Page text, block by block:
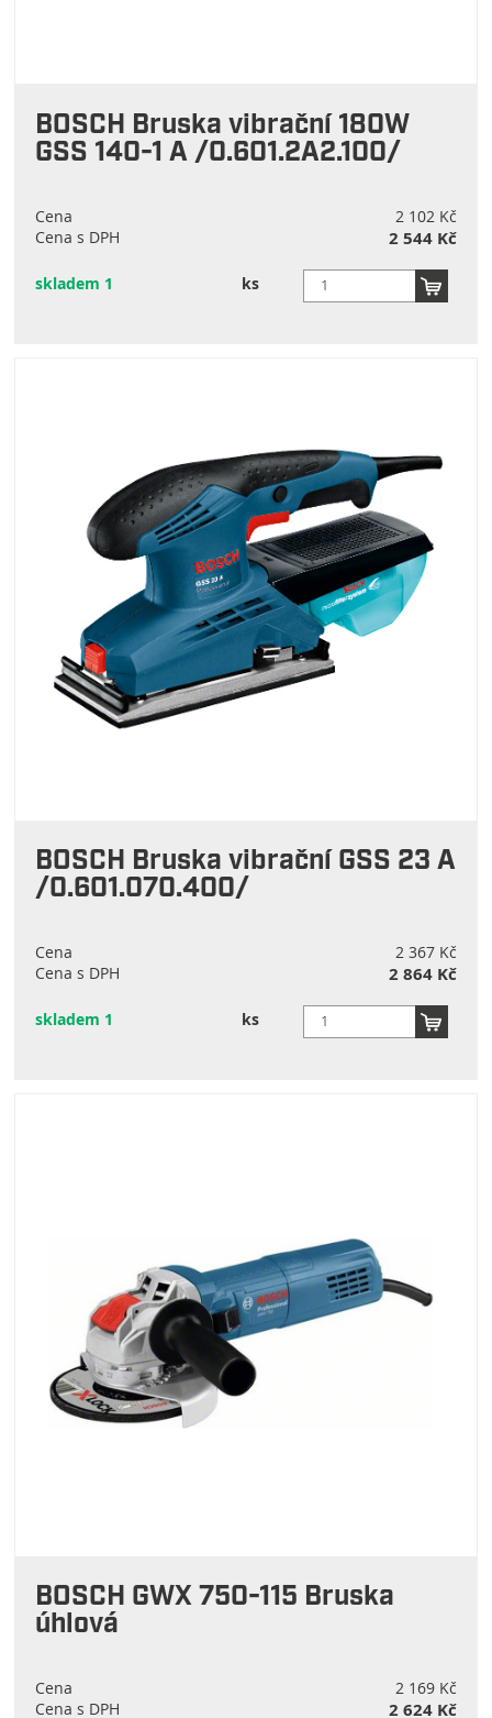
BOSCH Bruska vibrační 180W
GSS 140-1 A /0.601.2A2.100/
Cena
2 102 Kč
Cena s DPH
2 544 Kč
skladem 1 ks
BOSCH Bruska vibrační GSS 23 A
/0.601.070.400/
Cena
2 367 Kč
Cena s DPH
2 864 Kč
skladem 1 ks
BOSCH GWX 750-115 Bruska
úhlová
Cena
2 169 Kč
Cena s DPH
2 624 Kč